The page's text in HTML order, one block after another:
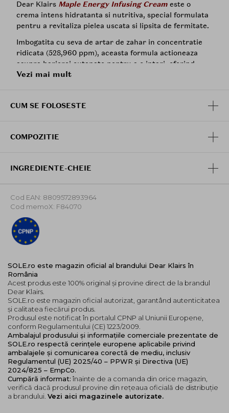
Dear Klairs Maple Energy Infusing Cream este o
crema intens hidratanta si nutritiva, special formulata
pentru a revitaliza pielea uscata si lipsita de fermitate.
Imbogatita cu seva de artar de zahar in concentratie
ridicata (528,960 ppm), aceasta formula actioneaza
asupra barierei cutanate pentru a o intari, oferind
ingrijire antioxidanta si anti-imbatranire. Continutul de
pielii.
absorbindu-se rapid fara a lasa senzatia de lipicios,
Reducerea ridurilor fine si profunde
Efect antioxidant puternic
Intarirea barierei cutanate si imbunatatirea
densitatii pielii
Recomandata pentru:
Bariera cutanata compromisa
Riduri accentuate
Pierderea elasticitatii pielii
Ten tern si lipsit de vitalitate
Ingrediente principale:
Seva de artar de zahar(Acer Saccharum (Sugar
Maple) Sap) - intareste bariera cutanata, ofera
ingrijire antioxidanta
Squalane - hidrateaza intens si mentine
echilibrul pielii
Vezi mai mult
CUM SE FOLOSESTE
COMPOZITIE
INGREDIENTE-CHEIE
Cod EAN: 8809572893964
Cod memoX: F84070
SOLE.ro este magazin oficial al brandului Dear Klairs în
România
Acest produs este 100% original și provine direct de la brandul
Dear Klairs.
SOLE.ro este magazin oficial autorizat, garantând autenticitatea
și calitatea fiecărui produs.
Produsul este notificat în portalul CPNP al Uniunii Europene,
conform Regulamentului (CE) 1223/2009.
Ambalajul produsului și informațiile comerciale prezentate de
SOLE.ro respectă cerințele europene aplicabile privind
ambalajele și comunicarea corectă de mediu, inclusiv
Regulamentul (UE) 2025/40 – PPWR și Directiva (UE)
2024/825 – EmpCo.
Cumpără informat: înainte de a comanda din orice magazin,
verifică dacă produsul provine din rețeaua oficială de distribuție
a brandului. Vezi aici magazinele autorizate.